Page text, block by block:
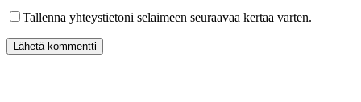
Tallenna yhteystietoni selaimeen seuraavaa kertaa varten.